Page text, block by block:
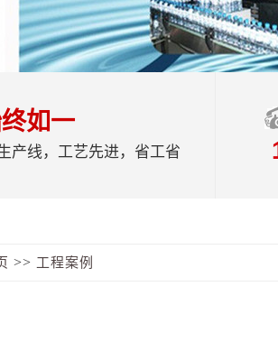
如一
产线，工艺先进，省工省
>> 工程案例